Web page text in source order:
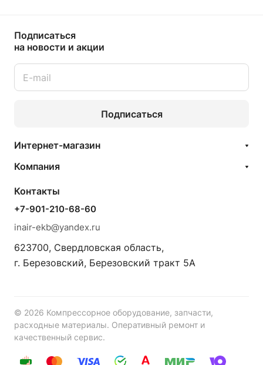
Подписаться
на новости и акции
Подписаться
Интернет-магазин
Компания
Контакты
+7-901-210-68-60
inair-ekb@yandex.ru
623700, Свердловская область,
г. Березовский, Березовский тракт 5А
© 2026 Компрессорное оборудование, запчасти,
расходные материалы. Оперативный ремонт и
качественный сервис.